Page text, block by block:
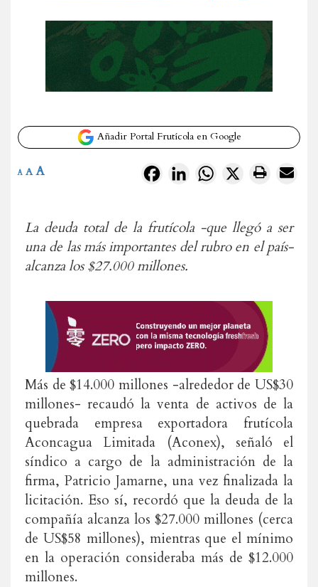
Añadir Portal Frutícola en Google
FacebookLinkedInWhatsApp
X
A A A
La deuda total de la frutícola -que llegó a ser
una de las más importantes del rubro en el país-
alcanza los $27.000 millones.
Más de $14.000 millones -alrededor de US$30
millones- recaudó la venta de activos de la
quebrada empresa exportadora frutícola
Aconcagua Limitada (Aconex), señaló el
síndico a cargo de la administración de la
firma, Patricio Jamarne, una vez finalizada la
licitación. Eso sí, recordó que la deuda de la
compañía alcanza los $27.000 millones (cerca
de US$58 millones), mientras que el mínimo
en la operación consideraba más de $12.000
millones.